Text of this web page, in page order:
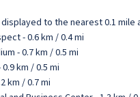
to the nearest 0.1 mile
- 0.6 km / 0.4 mi
- 0.7 km / 0.5 mi
km / 0.5 mi
km / 0.7 mi